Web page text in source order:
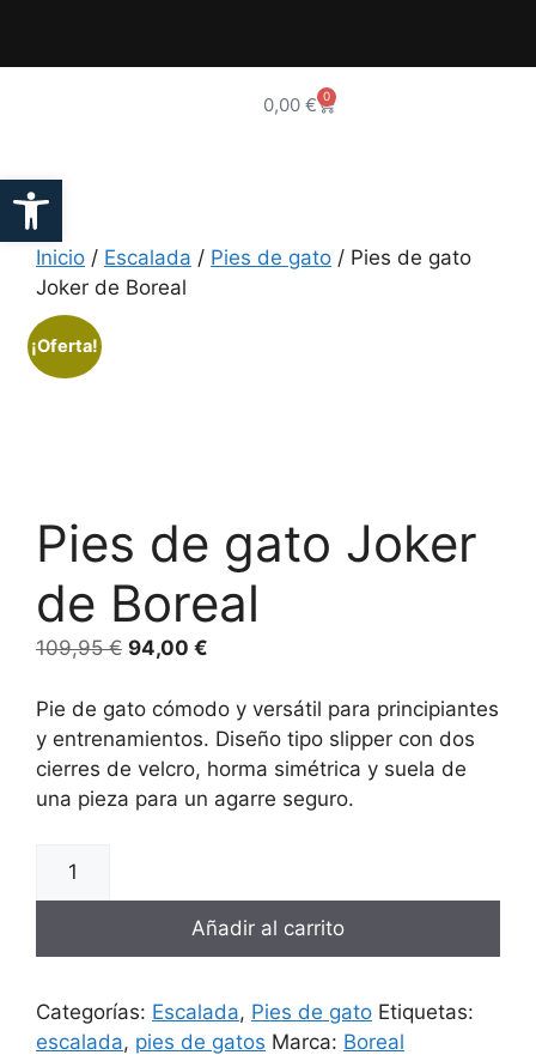
0,00€ 0
Inicio / Escalada / Pies de gato / Pies de gato
Joker de Boreal
¡Oferta!
Pies de gato Joker
de Boreal
109,95€ 94,00 €
Pie de gato cómodo y versátil para principiantes
y entrenamientos. Diseño tipo slipper con dos
cierres de velcro, horma simétrica y suela de
una pieza para un agarre seguro.
Añadir al carrito
Categorías: Escalada, Pies de gato Etiquetas:
escalada, pies de gatos Marca: Boreal
Abrir barra de herramientas